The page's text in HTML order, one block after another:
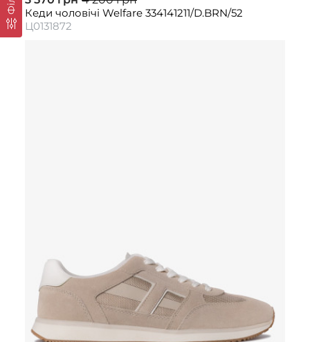
Кеди чоловічі Welfare 334141211/D.BRN/52
Ц0131872